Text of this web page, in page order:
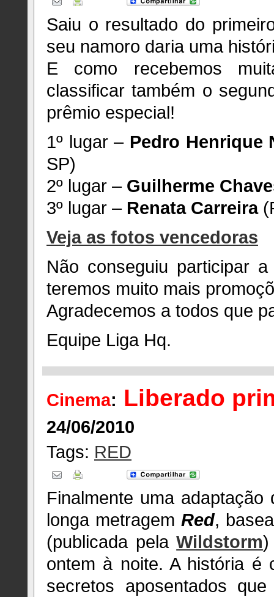
Saiu o resultado do
seu namoro daria uma
E como recebemos
classificar também o
prêmio especial!
1º lugar – Pedro Henrique
SP)
2º lugar – Guilherme
3º lugar – Renata Carreira
Veja as fotos vencedoras
Não conseguiu participar
teremos muito mais
Agradecemos a todos que
Equipe Liga Hq.
Cinema: Liberado
24/06/2010
Tags: RED
Finalmente uma
longa metragem Red,
(publicada pelaWildstorm)
ontem à noite. A história é
secretos aposentados